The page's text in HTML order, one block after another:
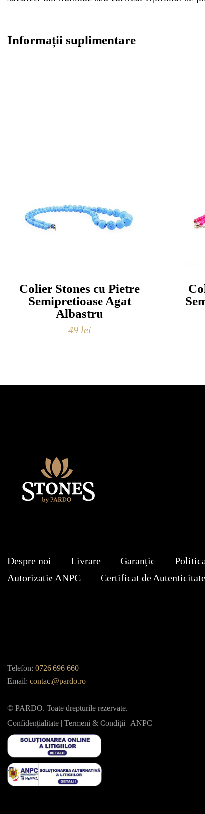
Informații suplimentare
Colier Stones cu Pietre
Semipretioase Agat
Albastru
49 lei
Despre noi Livrare Garanție
Autorizatie ANPC
Certificat de Autenticitate
Telefon: 0726 696 660
Email: contact@pardo.ro
© PARDO. Toate drepturile rezervate.
Confidențialitate | Termeni & Condiții | ANPC